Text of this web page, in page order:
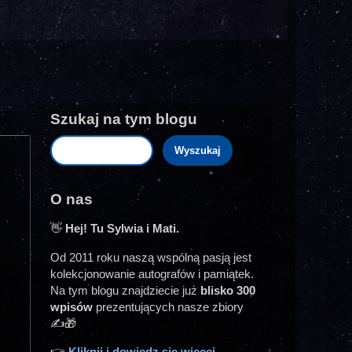
Szukaj na tym blogu
O nas
👋 Hej! Tu Sylwia i Mati.
Od 2011 roku naszą wspólną pasją jest
kolekcjonowanie autografów i pamiątek.
Na tym blogu znajdziecie już blisko 300
wpisów prezentujących nasze zbiory
✍️🎁